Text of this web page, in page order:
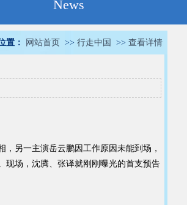
News
置： 网站首页 >> 行走中国 >> 查看详情
另一主演岳云鹏因工作原因未能到场，
现场，沈腾、张译就刚刚曝光的首支预告